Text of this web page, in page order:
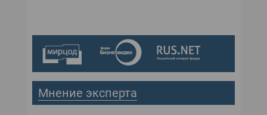
Мнение эксперта